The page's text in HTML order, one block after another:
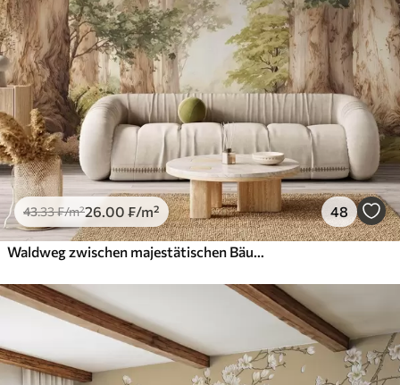
43.33₣/m²26.00 ₣/m² 48
Waldweg zwischen majestätischen Bäumen im Aquarellstil